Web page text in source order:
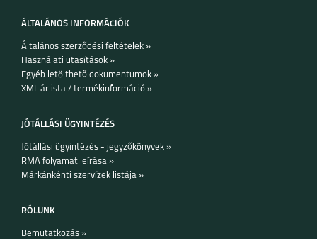
ÁLTALÁNOS INFORMÁCIÓK
Általános szerződési feltételek »
Használati utasítások »
Egyéb letölthető dokumentumok »
XML árlista / termékinformáció »
JÓTÁLLÁSI ÜGYINTÉZÉS
Jótállási ügyintézés - jegyzőkönyvek »
RMA folyamat leírása »
Márkánkénti szervízek listája »
RÓLUNK
Bemutatkozás »